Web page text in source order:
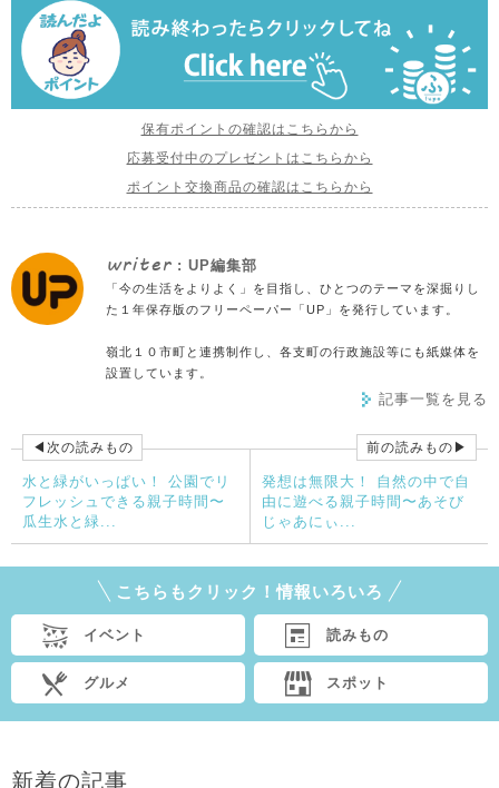
保有ポイントの確認はこちらから
応募受付中のプレゼントはこちらから
ポイント交換商品の確認はこちらから
writer : UP編集部
「今の生活をよりよく」を目指し、ひとつのテーマを深掘りし
た１年保存版のフリーペーパー「UP」を発行しています。
嶺北１０市町と連携制作し、各支町の行政施設等にも紙媒体を
設置しています。
記事一覧を見る
◀次の読みもの
水と緑がいっぱい！ 公園でリ
フレッシュできる親子時間〜
瓜生水と緑...
前の読みもの▶
発想は無限大！ 自然の中で自
由に遊べる親子時間〜あそび
じゃあにぃ...
こちらもクリック！情報いろいろ
イベント 読みもの
グルメ スポット
新着の記事